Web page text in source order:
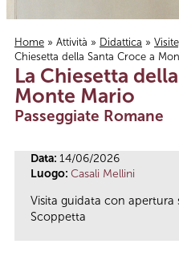
Tu sei qui
Home » Attività » Didattica »
Chiesetta della Santa Croce a
La Chiesetta
Monte Mario
Passeggiate Romane
Data: 14/06/2026
Luogo: Casali Mellini
Visita guidata con apertura
Scoppetta